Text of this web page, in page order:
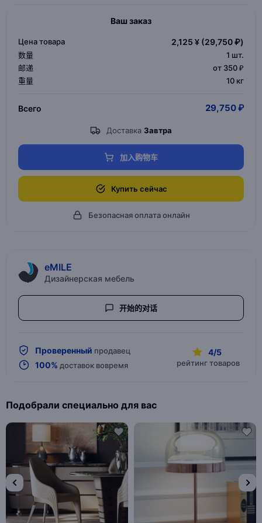
Ваш заказ
Цена товара 2,125 ¥ (29,750 ₽)
数量 1 шт.
邮递
от 350 ₽
重量
10 кг
Всего 29,750 ₽
Доставка Завтра
加入购物车
Купить сейчас
Безопасная оплата онлайн
eMILE
Дизайнерская мебель
开始的对话
Проверенный продавец
100% доставок вовремя
4/5
рейтинг товаров
Подобрали специально для вас